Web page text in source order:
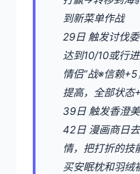
到新菜单作战
29日 触发讨伐
达到10/10或行
情侣”战※信赖
提高，全部状态
39日 触发香澄
42日 漫画商日
情，把打折的技
买安眠枕和羽绒